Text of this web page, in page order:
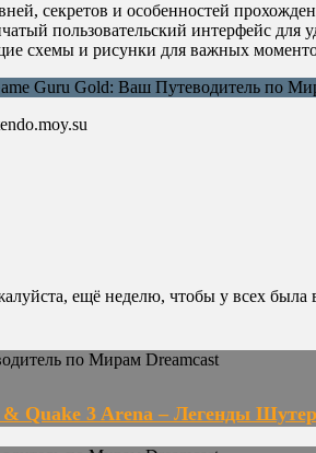
секретов и особенностей
пользовательский интерфейс для
схемы и рисунки для важных
ещё неделю, чтобы у всех была
Quake 3 Arena – Легенды